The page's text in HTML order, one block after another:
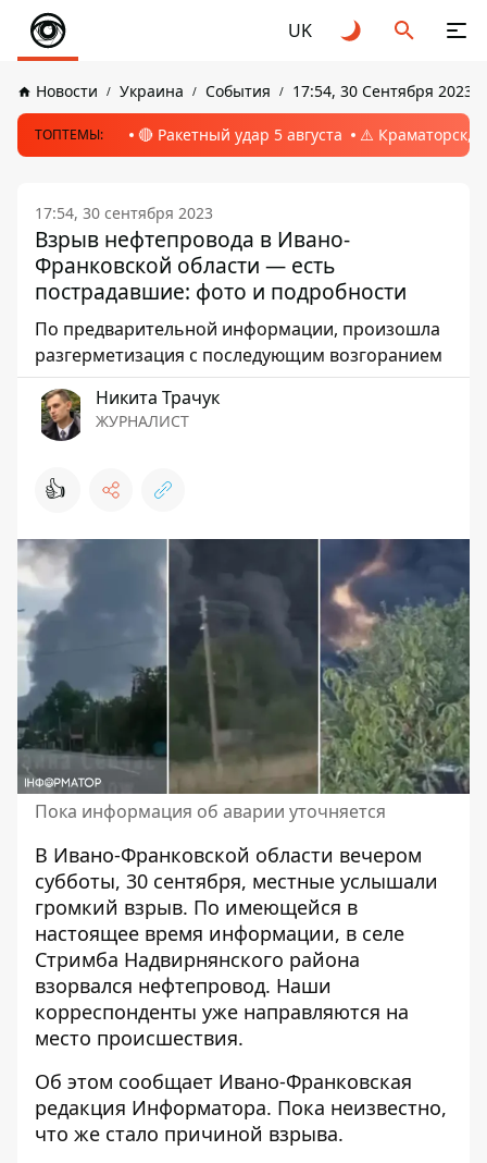
UK
Новости Украина События 17:54, 30 Сентября 2023
ТОПТЕМЫ: 🔴 Ракетный удар 5 августа ⚠️ Краматорск,
17:54, 30 сентября 2023
Взрыв нефтепровода в Ивано-
Франковской области — есть
пострадавшие: фото и подробности
По предварительной информации, произошла
разгерметизация с последующим возгоранием
Никита Трачук
ЖУРНАЛИСТ
👍
Пока информация об аварии уточняется
В Ивано-Франковской области вечером
субботы, 30 сентября, местные услышали
громкий взрыв. По имеющейся в
настоящее время информации, в селе
Стримба Надвирнянского района
взорвался нефтепровод. Наши
корреспонденты уже направляются на
место происшествия.
Об этом сообщает Ивано-Франковская
редакция Информатора. Пока неизвестно,
что же стало причиной взрыва.